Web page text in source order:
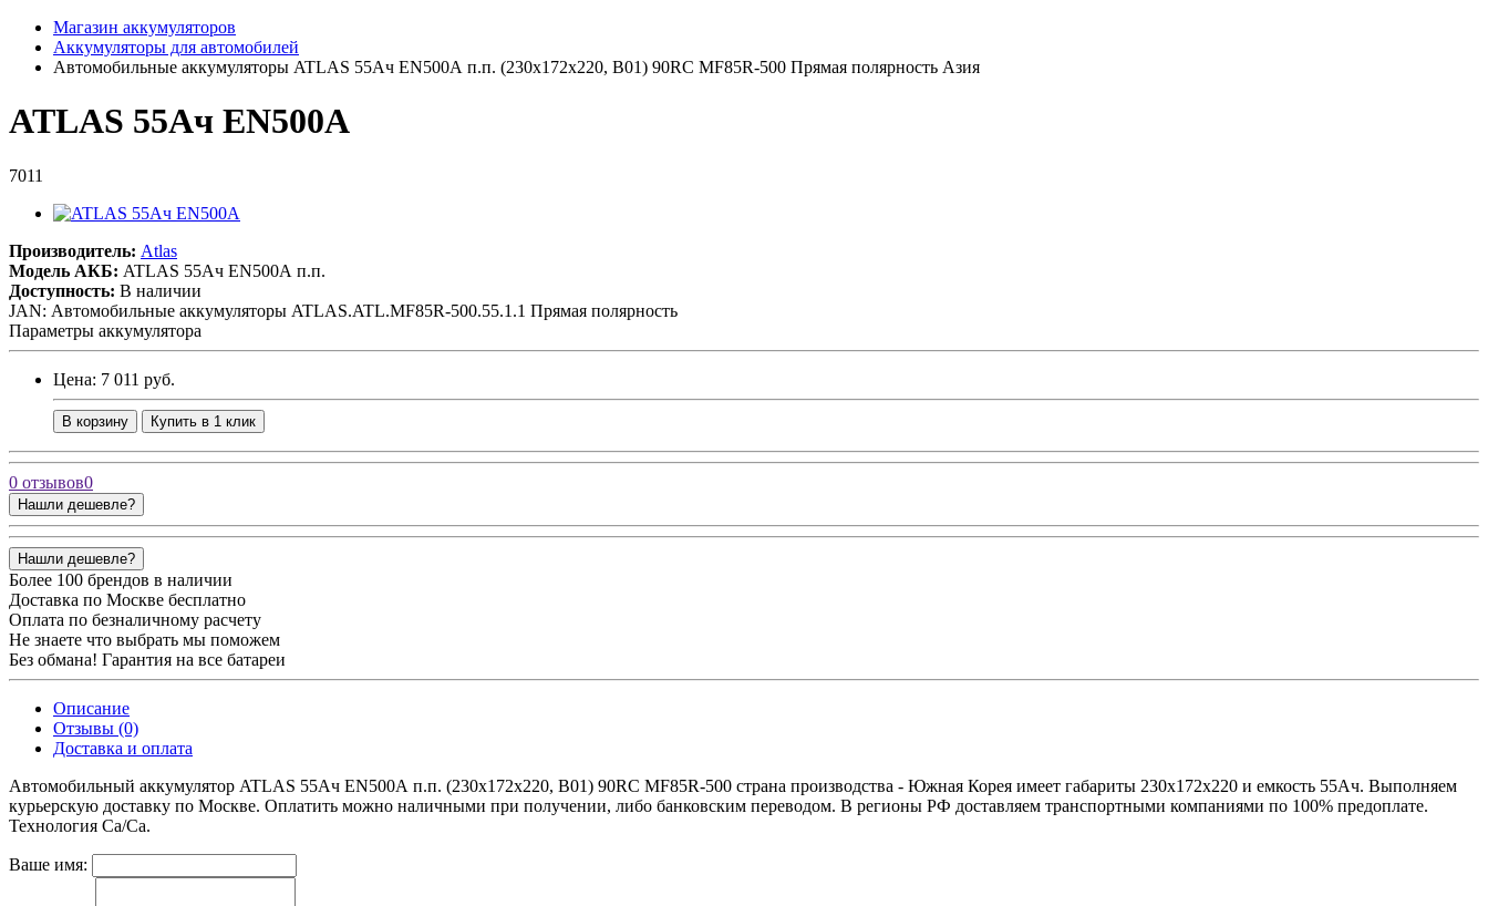
Магазин аккумуляторов
Аккумуляторы для автомобилей
Автомобильные аккумуляторы ATLAS 55Ач EN500А п.п. (230х172х220, B01) 90RC MF85R-500 Прямая полярность Азия
ATLAS 55Ач EN500А
7011
Производитель: Atlas
Модель АКБ: ATLAS 55Ач EN500А п.п.
Доступность: В наличии
JAN: Автомобильные аккумуляторы ATLAS.ATL.MF85R-500.55.1.1 Прямая полярность
Параметры аккумулятора
Цена: 7 011 руб.
В корзину Купить в 1 клик
0 отзывов0
Нашли дешевле?
Нашли дешевле?
Более 100 брендов в наличии
Доставка по Москве бесплатно
Оплата по безналичному расчету
Не знаете что выбрать мы поможем
Без обмана! Гарантия на все батареи
Описание
Отзывы (0)
Доставка и оплата
Автомобильный аккумулятор ATLAS 55Ач EN500А п.п. (230х172х220, B01) 90RC MF85R-500 страна производства - Южная Корея имеет габариты 230х172х220 и емкость 55Ач. Выполняем
курьерскую доставку по Москве. Оплатить можно наличными при получении, либо банковским переводом. В регионы РФ доставляем транспортными компаниями по 100% предоплате.
Технология Ca/Ca.
Ваше имя: